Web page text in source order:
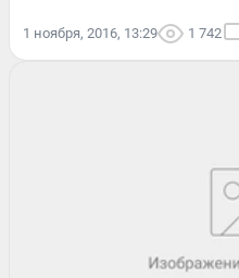
1 ноября, 2016, 13:29 1 742